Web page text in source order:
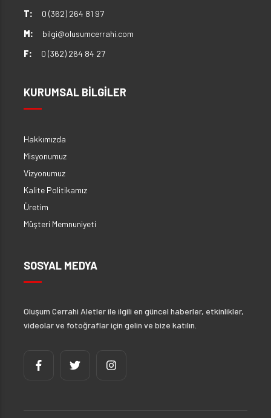
T:
0 (362) 264 81 97
M:
bilgi@olusumcerrahi.com
F:
0 (362) 264 84 27
KURUMSAL BİLGİLER
Hakkımızda
Misyonumuz
Vizyonumuz
Kalite Politikamız
Üretim
Müşteri Memnuniyeti
SOSYAL MEDYA
Oluşum Cerrahi Aletler ile ilgili en güncel haberler, etkinlikler,
videolar ve fotoğraflar için gelin ve bize katılın.